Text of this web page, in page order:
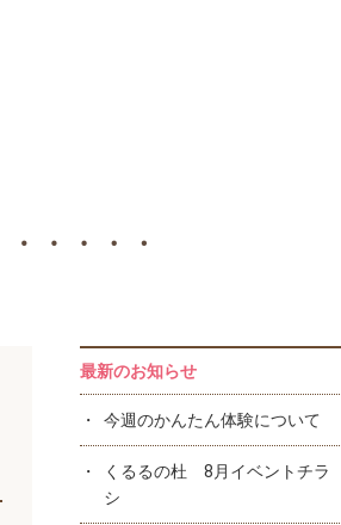
最新のお知らせ
今週のかんたん体験について
くるるの杜 8月イベントチラ
シ